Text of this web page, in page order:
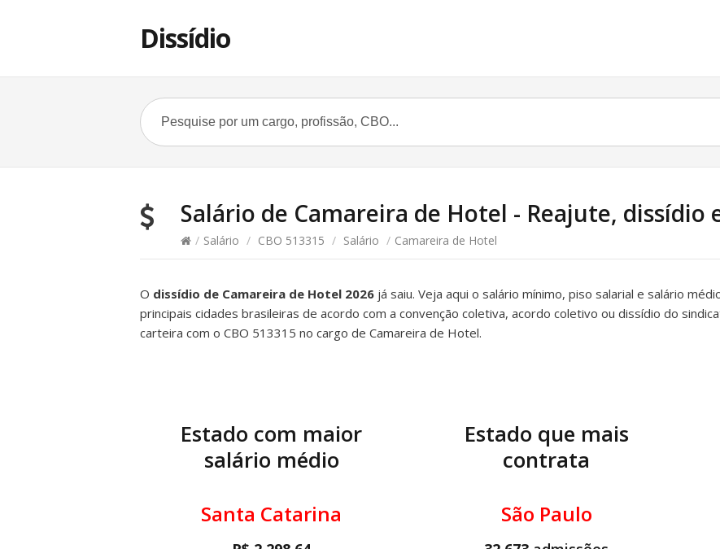
Dissídio
Salário de Camareira de Hotel - Reajute, dissídio
/ Salário / CBO 513315 / Salário / Camareira de Hotel
O dissídio de Camareira de Hotel 2026 já saiu. Veja aqui o salário mínimo, piso salarial e salário
principais cidades brasileiras de acordo com a convenção coletiva, acordo coletivo ou dissídio do
carteira com o CBO 513315 no cargo de Camareira de Hotel.
Estado com maior
salário médio
Santa Catarina
Estado que mais
contrata
São Paulo